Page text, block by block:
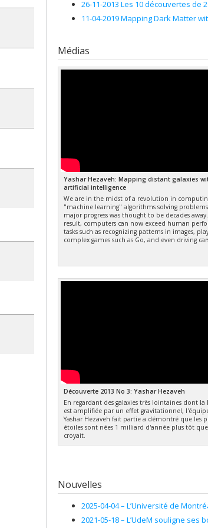
26-11-2013 Les 10 découvertes de
11-04-2019 Mapping Dark Matter
Médias
Yashar Hezaveh: Mapping distant galaxies
artificial intelligence
We are in the midst of a revolution in
"machine learning" algorithms solving
major progress was thought to be decades away.
result, computers can now exceed human
tasks such as recognizing patterns in images,
complex games such as Go, and even driving
Découverte 2013 No 3: Yashar Hezaveh
En regardant des galaxies très lointaines dont
est amplifiée par un effet gravitationnel,
Yashar Hezaveh fait partie a démontré que les
étoiles sont nées 1 milliard d'année plus tôt
croyait.
Nouvelles
2025-04-04 – L’Université de
2021-05-18 – L’UdeM souligne ses